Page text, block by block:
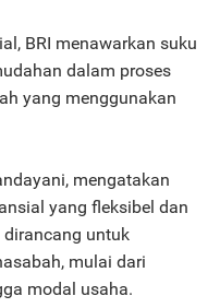
BRI menawarkan suku
dalam proses
yang menggunakan
mengatakan
yang fleksibel dan
dirancang untuk
mulai dari
modal usaha.